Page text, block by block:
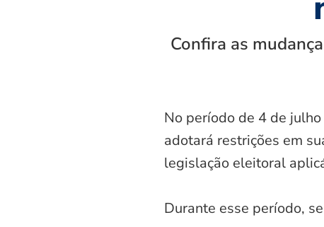
Confira as
No período de 4 de
adotará restrições em
legislação eleitoral
Durante esse período,